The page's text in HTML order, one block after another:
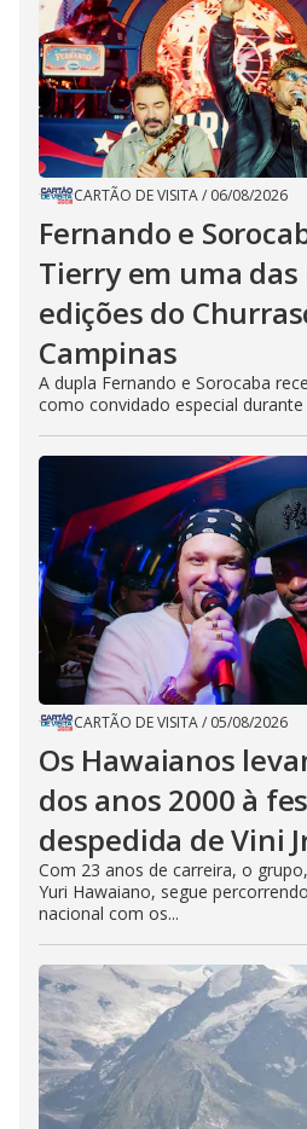
CARTÃO DE VISITA/ 06/08/2026
Fernando e
Tierry em uma
edições do
Campinas
A dupla Fernando e Sorocaba
como convidado especial
CARTÃO DE VISITA/ 05/08/2026
Os Hawaianos
dos anos 2000 à
despedida de Vini
Com 23 anos de carreira, o
Yuri Hawaiano, segue
nacional com os...